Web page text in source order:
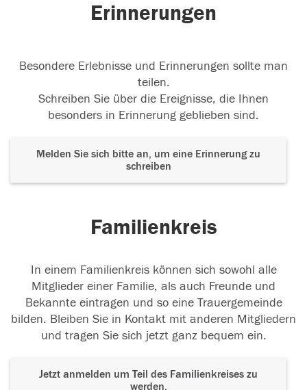
Erinnerungen
Besondere Erlebnisse und Erinnerungen sollte man
teilen.
Schreiben Sie über die Ereignisse, die Ihnen
besonders in Erinnerung geblieben sind.
Melden Sie sich bitte an, um eine Erinnerung zu
schreiben
Familienkreis
In einem Familienkreis können sich sowohl alle
Mitglieder einer Familie, als auch Freunde und
Bekannte eintragen und so eine Trauergemeinde
bilden. Bleiben Sie in Kontakt mit anderen Mitgliedern
und tragen Sie sich jetzt ganz bequem ein.
Jetzt anmelden um Teil des Familienkreises zu
werden.